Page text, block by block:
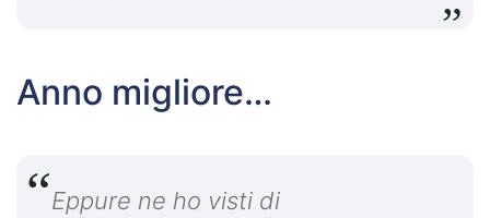
Anno migliore…
Eppure ne ho visti di